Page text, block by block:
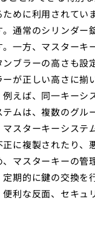
めに利用されてい
通常のシリンダー
一方、マスターキ
ブラーの高さも設
が正しい高さに揃
えば、同一キーシ
ムは、複数のグル
スターキーシステ
に複製されたり、
マスターキーの管
期的に鍵の交換を
利な反面、セキュ